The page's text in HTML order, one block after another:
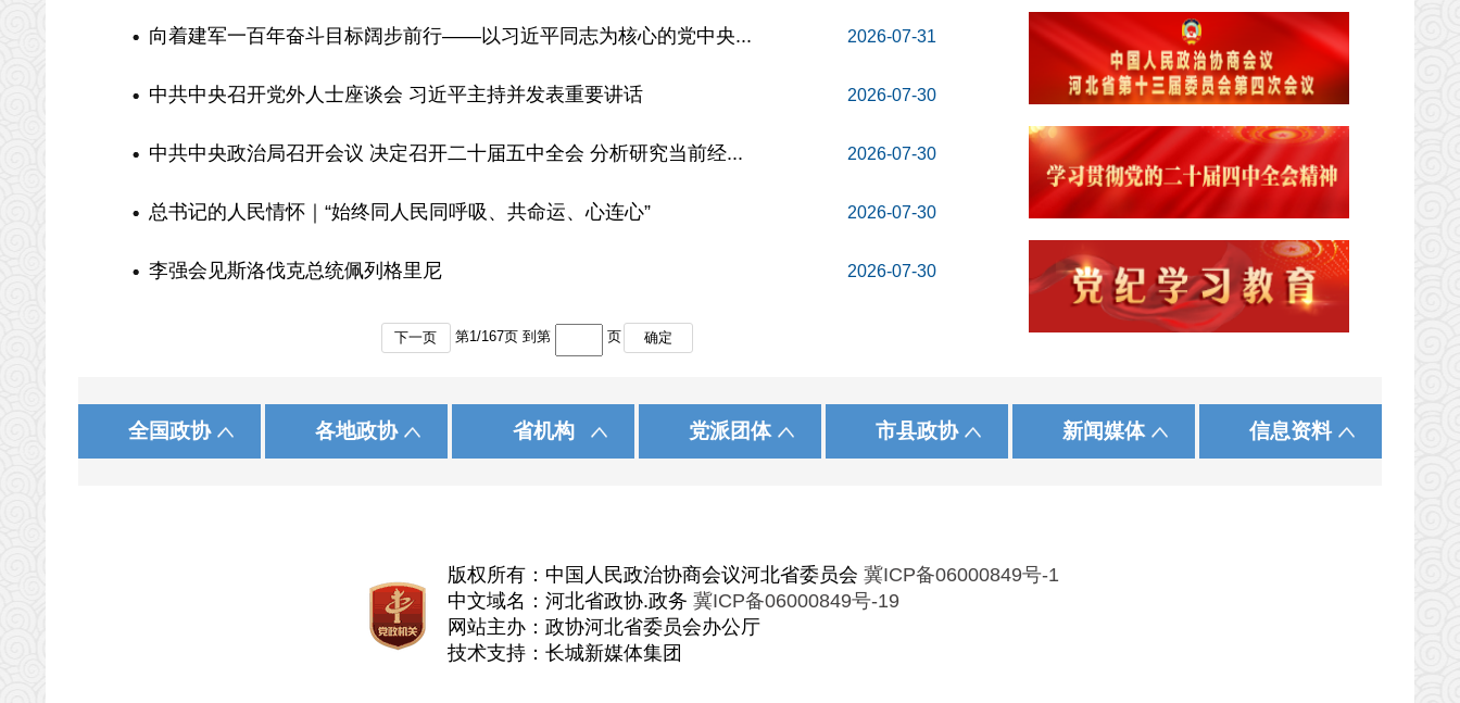
向着建军一百年奋斗目标阔步前行——以习近平同志为核心的党中央... 2026-07-31
中共中央召开党外人士座谈会 习近平主持并发表重要讲话 2026-07-30
中共中央政治局召开会议 决定召开二十届五中全会 分析研究当前经... 2026-07-30
总书记的人民情怀｜“始终同人民同呼吸、共命运、心连心” 2026-07-30
李强会见斯洛伐克总统佩列格里尼 2026-07-30
下一页 第1/167页 到第 页 确定
全国政协 各地政协
北 京 | 天 津 | | | 辽 宁 吉 林 黑龙江 | |
江 苏 | 浙 江 | 安 徽 | 福 建 | 江 西 | 山 东 | 河 南 | 湖 北 |
省机构
河北人大网 中共河北省委统战部 省政府办公厅
省发展和改革委员会
省教育厅
省科学技术厅 省工业和信息化厅
省民族事务委员会
省卫生健康委员会 省退役军人事务厅
省应急管理厅
省人民政府外事办公室 省国有资产监督管理委员会
省体育局 省统计局
党派团体
农工党河北省委员会 中国国民党革命委员会 中国民主同盟 中国民主建国会 中国民主促进会 中国农工民主党
中国致公党
台湾民主自治同盟
中华全国工商业联合会 河北工商业联合会 中国民主同盟河北委员会 九三学社河北委员会 中国民主建国会河北委员会
市县政协
石家庄 | 承 德 | | | 唐 山 | 廊 坊 保 定 | 沧 州 |
衡 水 | 邢 台 | 邯 郸 | 定 州 | 辛 集
新闻媒体
新华网 人民网 央视网 中国日报网 光明网 中国经济网 中国新闻网 中国法院网
中工网
中青在线
求是网 长城网
信息资料
国务院政策文件库 国家统计局 中国政协文史资料数据库 河北干部网络学院 国家安全 钢铁长城 初心和使命
版权所有：中国人民政治协商会议河北省委员会 冀ICP备06000849号-1
中文域名：河北省政协.政务 冀ICP备06000849号-19
网站主办：政协河北省委员会办公厅
技术支持：长城新媒体集团